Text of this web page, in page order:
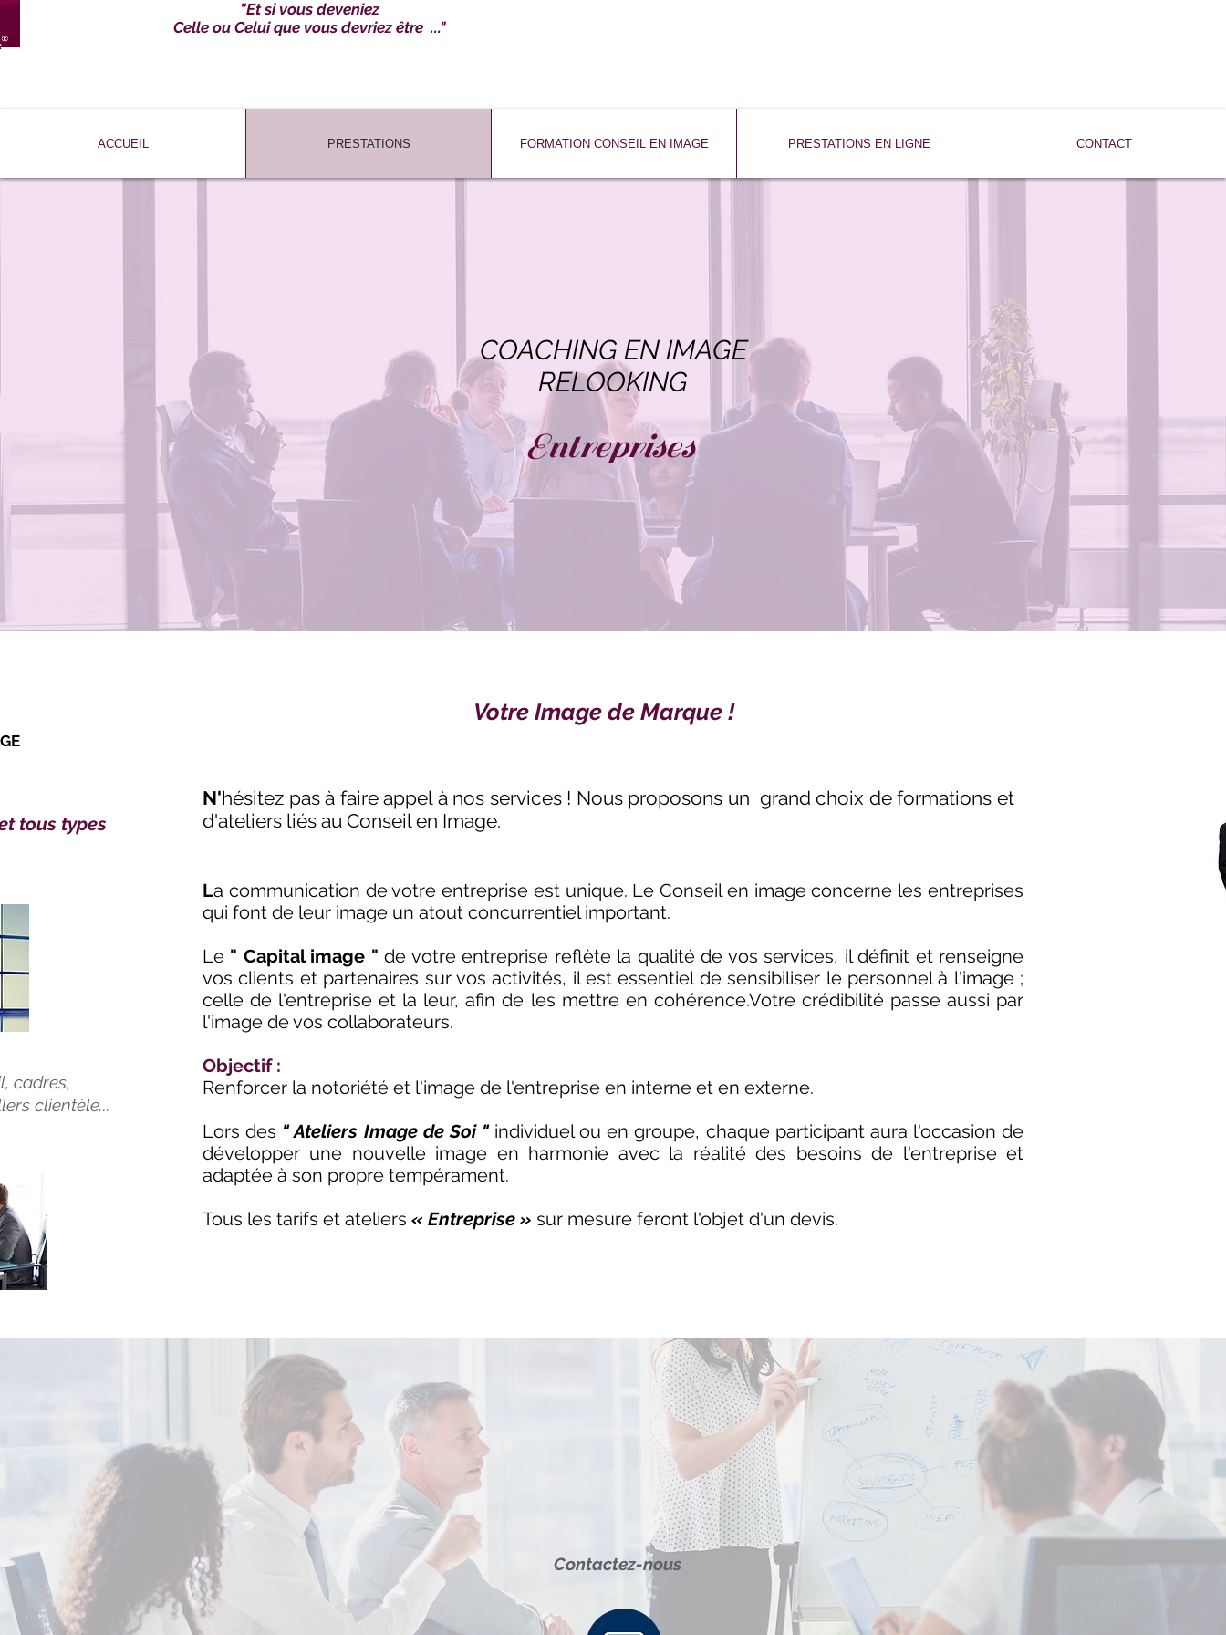
"Et si vous deveniez
Celle ou Celui que vous devriez être ..."
ACCUEIL PRESTATIONS FORMATION CONSEIL EN IMAGE PRESTATIONS EN LIGNE CONTACT
COACHING EN IMAGE
RELOOKING
Entreprises
Votre Image de Marque !
tous types
cadres,
clientèle...
N'hésitez pas à faire appel à nos services ! Nous proposons un grand choix de formations et
d'ateliers liés au Conseil en Image.
La communication de votre entreprise est unique. Le Conseil en image concerne les entreprises
qui font de leur image un atout concurrentiel important.
Le " Capital image " de votre entreprise reflète la qualité de vos services, il définit et renseigne
vos clients et partenaires sur vos activités, il est essentiel de sensibiliser le personnel à l'image ;
celle de l'entreprise et la leur, afin de les mettre en cohérence.Votre crédibilité passe aussi par
l'image de vos collaborateurs.
Objectif :
Renforcer la notoriété et l'image de l'entreprise en interne et en externe.
Lors des " Ateliers Image de Soi "individuel ou en groupe, chaque participant aura l'occasion de
développer une nouvelle image en harmonie avec la réalité des besoins de l'entreprise et
adaptée à son propre tempérament.
Tous les tarifs et ateliers « Entreprise » sur mesure feront l'objet d'un devis.
Contactez-nous